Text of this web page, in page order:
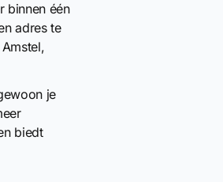
binnen één
adres te
je
biedt